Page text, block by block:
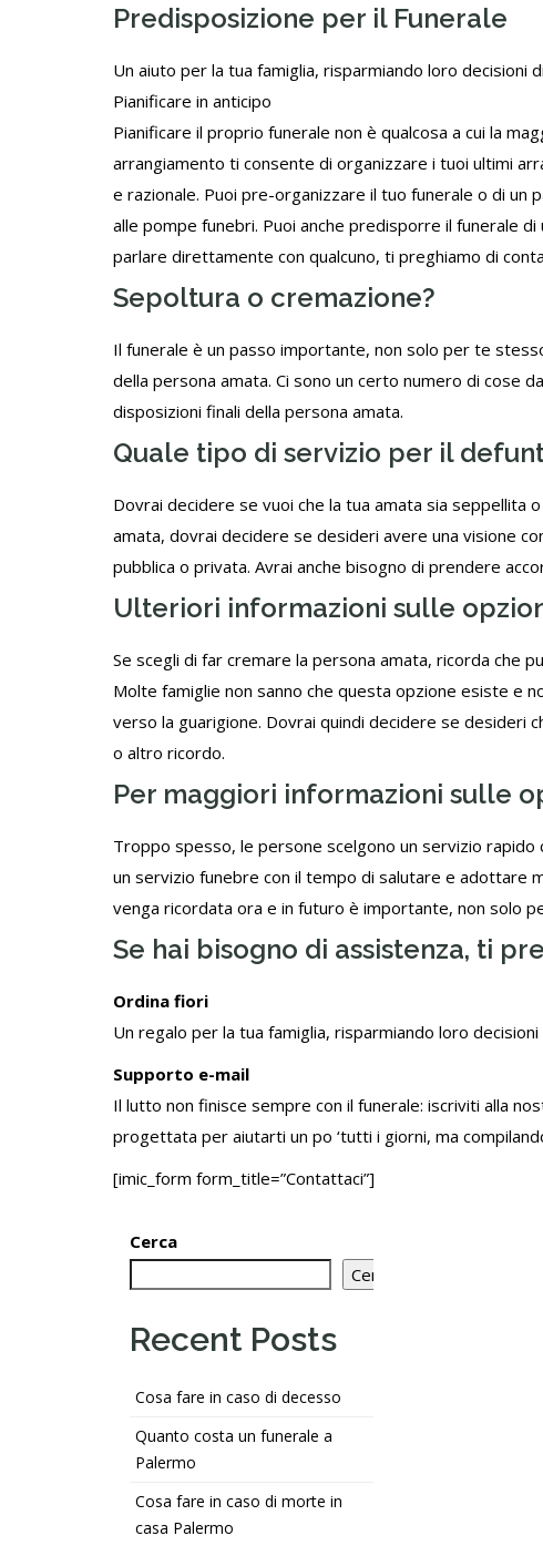
Predisposizione per il Funerale
Un aiuto per la tua famiglia, risparmiando loro decisioni
Pianificare in anticipo
Pianificare il proprio funerale non è qualcosa a cui la
arrangiamento ti consente di organizzare i tuoi ultimi
e razionale. Puoi pre-organizzare il tuo funerale o di un
alle pompe funebri. Puoi anche predisporre il funerale
parlare direttamente con qualcuno, ti preghiamo di
Sepoltura o cremazione?
Il funerale è un passo importante, non solo per te
della persona amata. Ci sono un certo numero di cose
disposizioni finali della persona amata.
Quale tipo di servizio per il
Dovrai decidere se vuoi che la tua amata sia seppellita
amata, dovrai decidere se desideri avere una visione
pubblica o privata. Avrai anche bisogno di prendere
Ulteriori informazioni sulle
Se scegli di far cremare la persona amata, ricorda che
Molte famiglie non sanno che questa opzione esiste e
verso la guarigione. Dovrai quindi decidere se desideri
o altro ricordo.
Per maggiori informazioni sulle
Troppo spesso, le persone scelgono un servizio
un servizio funebre con il tempo di salutare e adottare
venga ricordata ora e in futuro è importante, non solo
Se hai bisogno di assistenza, ti
Ordina fiori
Un regalo per la tua famiglia, risparmiando loro
Supporto e-mail
Il lutto non finisce sempre con il funerale: iscriviti alla
progettata per aiutarti un po ‘tutti i giorni, ma
[imic_form form_title=”Contattaci”]
Cerca
Cerca
Recent Posts
Cosa fare in caso di decesso
Quanto costa un funerale a
Palermo
Cosa fare in caso di morte in
casa Palermo